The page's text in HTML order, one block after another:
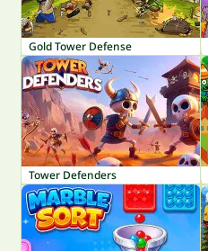
Gold Tower Defense
Tower Defenders